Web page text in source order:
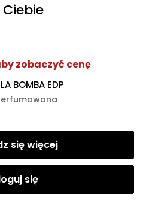
zobaczyć cenę
LA BOMBA EDP
się więcej
się